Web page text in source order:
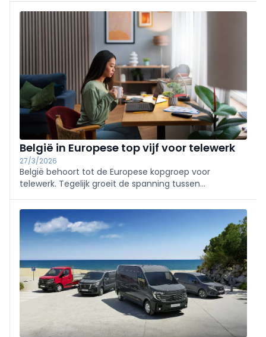
het nieuwe autoverhuurcentrum van Brussels Airport.
België in Europese top vijf voor telewerk
27/3/2026
België behoort tot de Europese kopgroep voor
telewerk. Tegelijk groeit de spanning tussen
werknemers die net vaker thuis willen werken.